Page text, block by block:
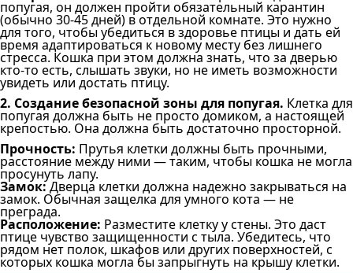
попугая, он должен пройти обязательный карантин
(обычно 30-45 дней) в отдельной комнате. Это нужно
для того, чтобы убедиться в здоровье птицы и дать ей
время адаптироваться к новому месту без лишнего
стресса. Кошка при этом должна знать, что за дверью
кто-то есть, слышать звуки, но не иметь возможности
увидеть или достать птицу.
2. Создание безопасной зоны для попугая. Клетка для
попугая должна быть не просто домиком, а настоящей
крепостью. Она должна быть достаточно просторной.
Прочность: Прутья клетки должны быть прочными,
расстояние между ними — таким, чтобы кошка не могла
просунуть лапу.
Замок:Дверца клетки должна надежно закрываться на
замок. Обычная защелка для умного кота — не
преграда.
Расположение: Разместите клетку у стены. Это даст
птице чувство защищенности с тыла. Убедитесь, что
рядом нет полок, шкафов или других поверхностей, с
которых кошка могла бы запрыгнуть на крышу клетки.